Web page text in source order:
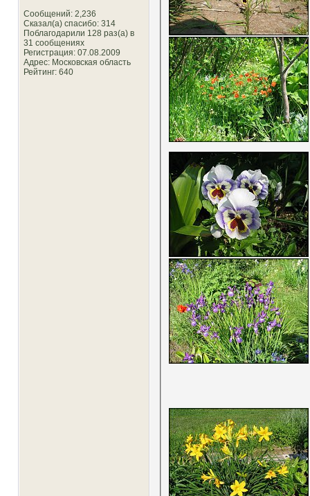
Сообщений: 2,236
Сказал(а) спасибо: 314
Поблагодарили 128 раз(а) в
31 сообщениях
Регистрация: 07.08.2009
Адрес: Московская область
Рейтинг: 640